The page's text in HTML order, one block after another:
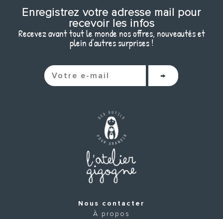
Enregistrez votre adresse mail pour
recevoir les infos
Recevez avant tout le monde nos offres, nouveautés et
plein d’autres surprises !
Nous contacter
À propos